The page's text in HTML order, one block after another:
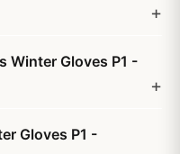
Winter Gloves P1 -
Gloves P1 -